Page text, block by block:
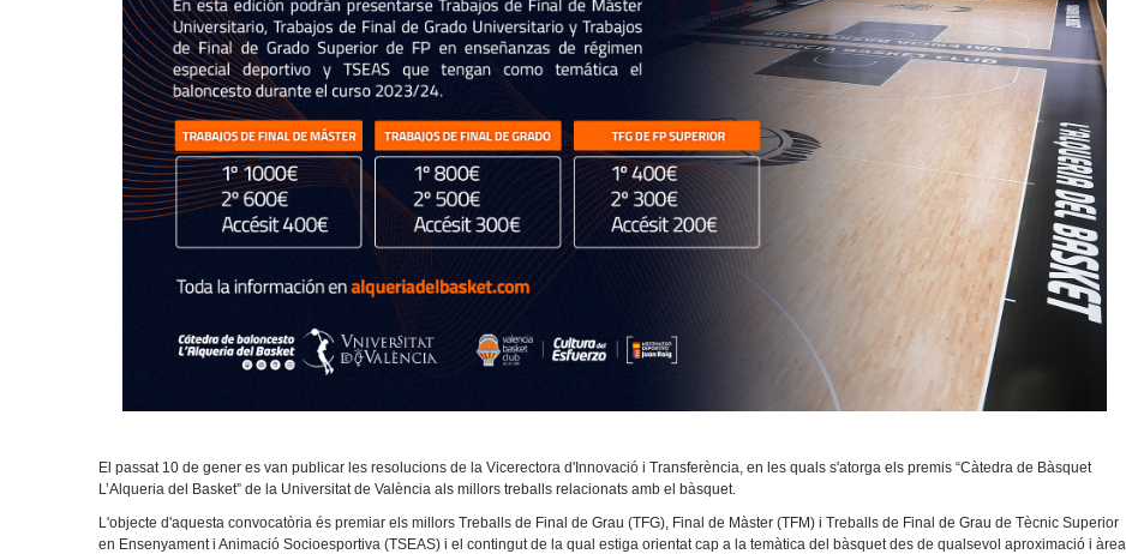
El passat 10 de gener es van publicar les resolucions de la Vicerectora d'Innovació i Transferència, en les quals s'atorga els premis “Càtedra de Bàsquet
L’Alqueria del Basket” de la Universitat de València als millors treballs relacionats amb el bàsquet.
L'objecte d'aquesta convocatòria és premiar els millors Treballs de Final de Grau (TFG), Final de Màster (TFM) i Treballs de Final de Grau de Tècnic Superior
en Ensenyament i Animació Socioesportiva (TSEAS) i el contingut de la qual estiga orientat cap a la temàtica del bàsquet des de qualsevol aproximació i àrea